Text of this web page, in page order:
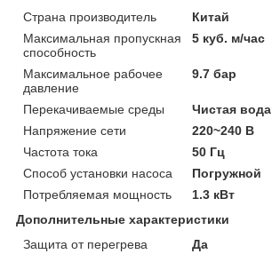
Страна производитель
Китай
Максимальная пропускная
способность
5 куб. м/час
Максимальное рабочее
давление
9.7 бар
Перекачиваемые среды
Чистая вода
Напряжение сети
220~240 В
Частота тока
50 Гц
Способ установки насоса
Погружной
Потребляемая мощность
1.3 кВт
Дополнительные характеристики
Защита от перегрева
Да